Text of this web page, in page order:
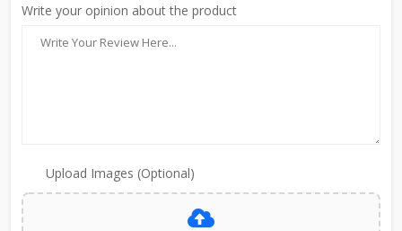
Write your opinion about the product
Upload Images (Optional)